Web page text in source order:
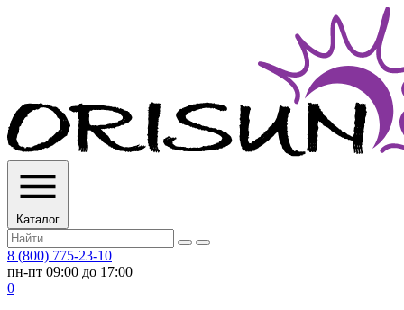
Каталог
8 (800) 775-23-10
пн-пт 09:00 до 17:00
0